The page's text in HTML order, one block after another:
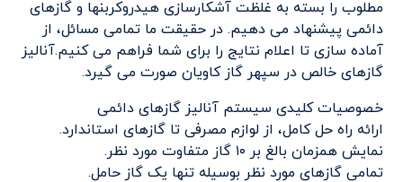
مطلوب را بسته به غلظت آشکارسازی هیدروکربنها و گازهای
دائمی پیشنهاد می دهیم. در حقیقت ما تمامی مسائل، از
آماده سازی تا اعلام نتایج را برای شما فراهم می کنیم.آنالیز
گازهای خالص در سپهر گاز کاویان صورت می گیرد.
خصوصیات کلیدی سیستم آنالیز گازهای دائمی
ارائه راه حل کامل، از لوازم مصرفی تا گازهای استاندارد.
نمایش همزمان بالغ بر ۱۰ گاز متفاوت مورد نظر.
تمامی گازهای مورد نظر بوسیله تنها یک گاز حامل.